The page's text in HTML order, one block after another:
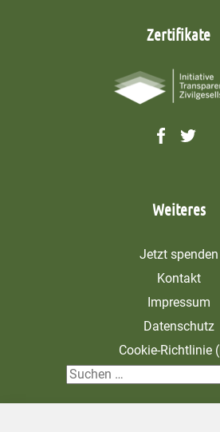
Zertifikate
Weiteres
Jetzt spenden
Kontakt
Impressum
Datenschutz
Cookie-Richtlinie
S